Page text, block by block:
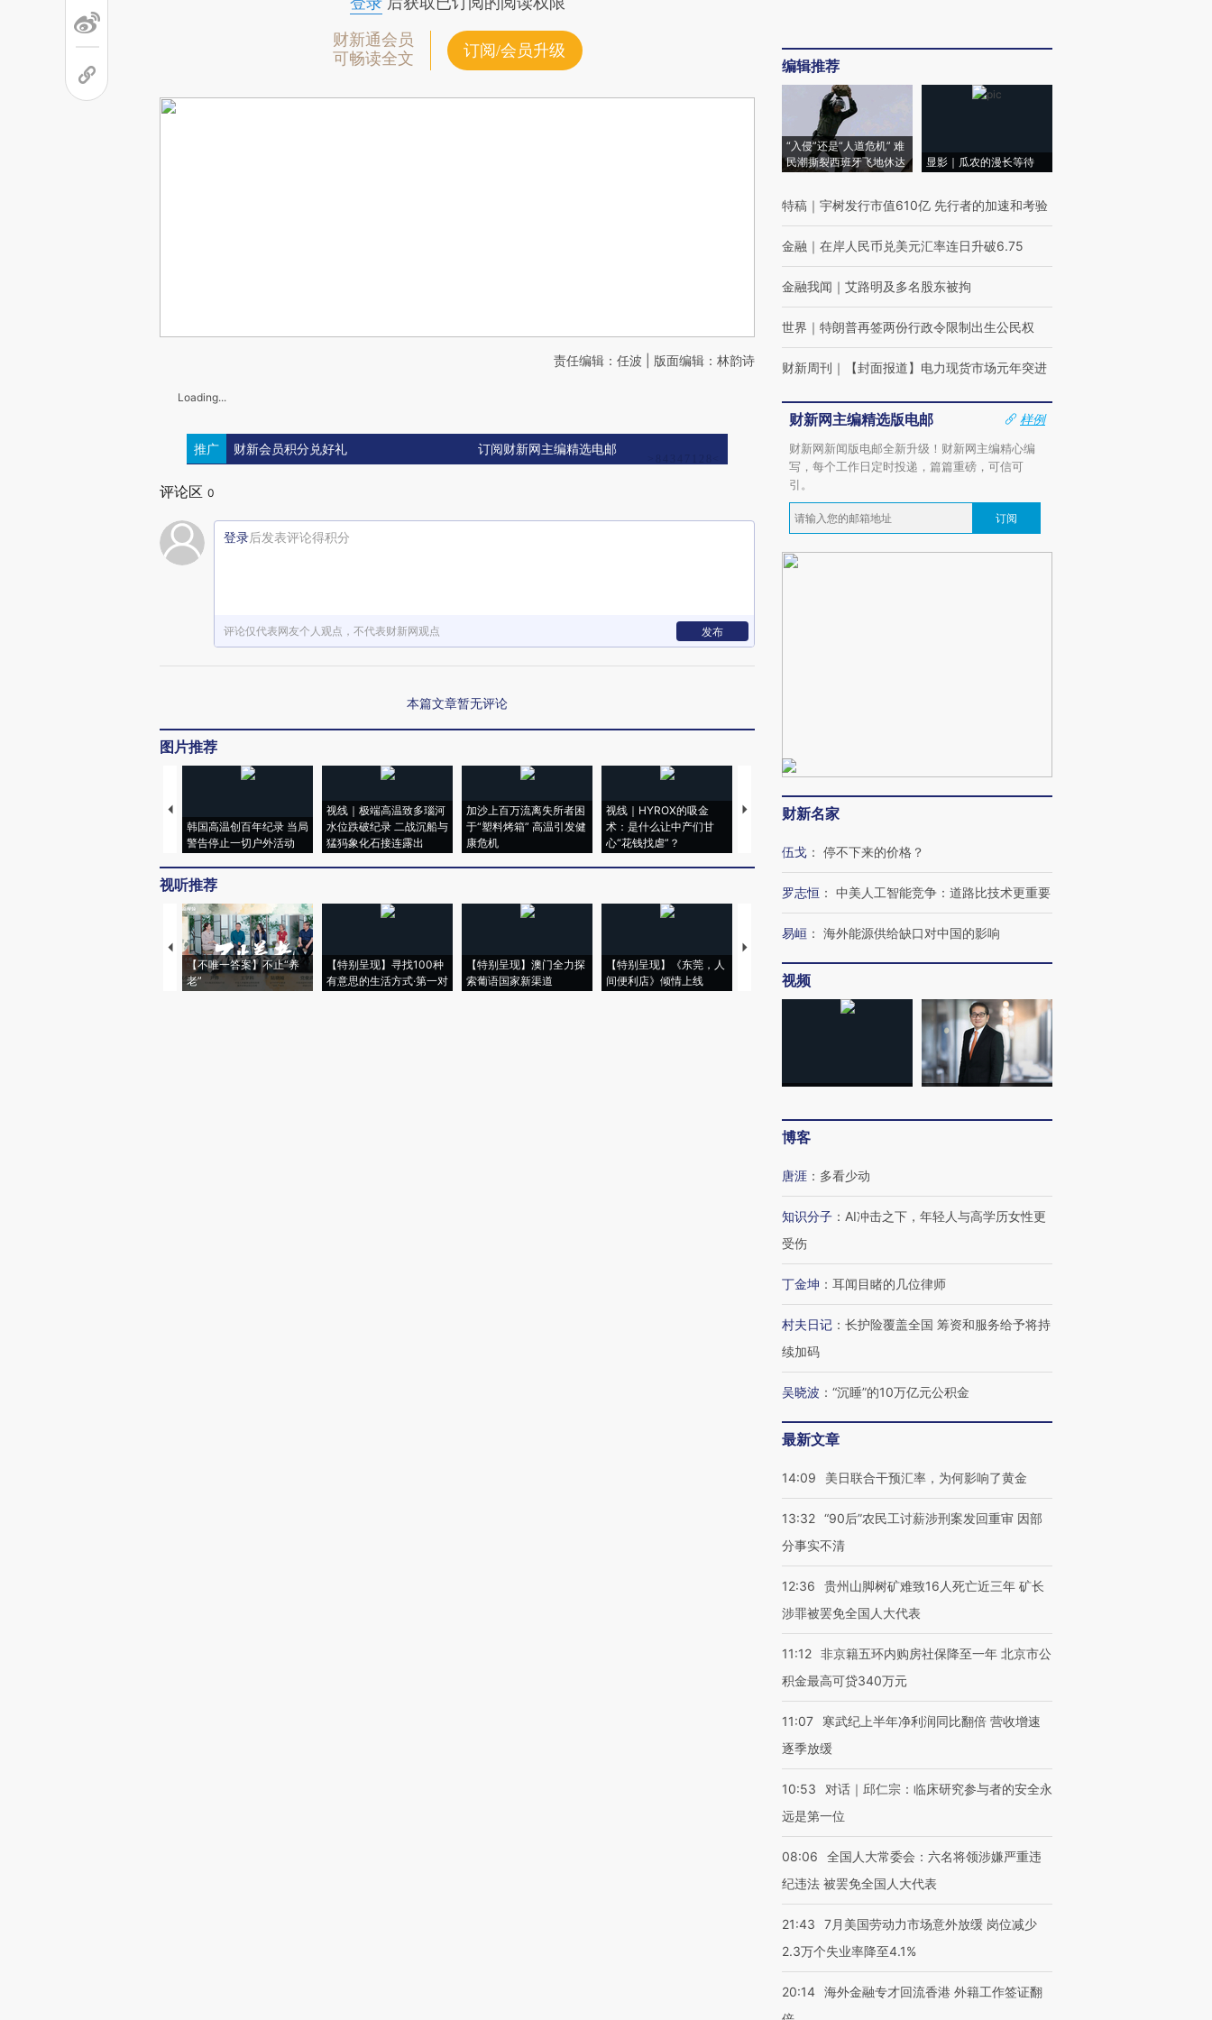
财新通会员
可畅读全文
订阅/会员升级
责任编辑：任波 | 版面编辑：林韵诗
Loading...
推广 财新会员积分兑好礼 订阅财新网主编精选电邮
评论区 0
登录后发表评论得积分
评论仅代表网友个人观点，不代表财新网观点 发布
本篇文章暂无评论
图片推荐
韩国高温创百年纪录 当局
警告停止一切户外活动
视线｜极端高温致多瑙河
水位跌破纪录 二战沉船与
猛犸象化石接连露出
加沙上百万流离失所者困
于“塑料烤箱” 高温引发健
康危机
视线｜HYROX的吸金
术：是什么让中产们甘
心“花钱找虐”？
马航飞行员跨国走私7万
育部长拱下台
视听推荐
【不唯一答案】不止“养
老”
【特别呈现】寻找100种
有意思的生活方式·第一对
【特别呈现】澳门全力探
索葡语国家新渠道
【特别呈现】《东莞，人
间便利店》倾情上线
【推广】走进第四届链博
会，让数智科技“链”接产
【特别呈现】寻找100种
CFO：不靠规模取胜，华
编辑推荐
“入侵”还是“人道危机” 难
民潮撕裂西班牙飞地休达
显影｜瓜农的漫长等待
特稿 ｜ 宇树发行市值610亿 先行者的加速和考验
金融 ｜ 在岸人民币兑美元汇率连日升破6.75
金融我闻 ｜ 艾路明及多名股东被拘
世界 ｜ 特朗普再签两份行政令限制出生公民权
财新周刊 ｜ 【封面报道】电力现货市场元年突进
财新网主编精选版电邮
样例
财新网新闻版电邮全新升级！财新网主编精心编
写，每个工作日定时投递，篇篇重磅，可信可
引。
订阅
财新名家
伍戈 ： 停不下来的价格？
罗志恒 ： 中美人工智能竞争：道路比技术更重要
易峘 ： 海外能源供给缺口对中国的影响
视频
博客
唐涯 ： 多看少动
知识分子 ： AI冲击之下，年轻人与高学历女性更
受伤
丁金坤 ： 耳闻目睹的几位律师
村夫日记 ： 长护险覆盖全国 筹资和服务给予将持
续加码
吴晓波 ： “沉睡”的10万亿元公积金
最新文章
14:09 美日联合干预汇率，为何影响了黄金
13:32 “90后”农民工讨薪涉刑案发回重审 因部
分事实不清
12:36
贵州山脚树矿难致16人死亡近三年 矿长
涉罪被罢免全国人大代表
11:12 非京籍五环内购房社保降至一年 北京市公
积金最高可贷340万元
11:07
寒武纪上半年净利润同比翻倍 营收增速
逐季放缓
10:53
对话｜邱仁宗：临床研究参与者的安全永
远是第一位
08:06
全国人大常委会：六名将领涉嫌严重违
纪违法 被罢免全国人大代表
21:43
7月美国劳动力市场意外放缓 岗位减少
2.3万个失业率降至4.1%
20:14 海外金融专才回流香港 外籍工作签证翻